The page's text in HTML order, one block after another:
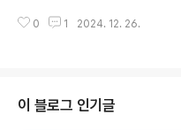
0 1 2024. 12. 26.
이 블로그 인기글